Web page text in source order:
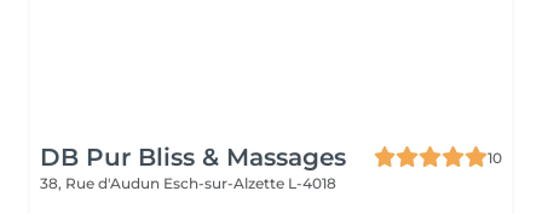
DB Pur Bliss & Massages
10
38, Rue d'Audun Esch-sur-Alzette L-4018